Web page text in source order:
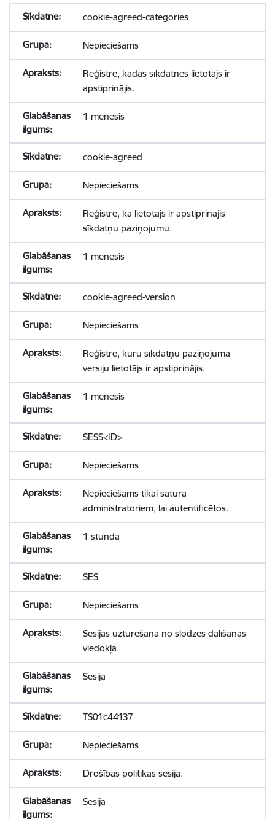
cookie-agreed-categories
Nepieciešams
Reģistrē, kādas sīkdatnes lietotājs ir
apstiprinājis.
1 mēnesis
cookie-agreed
Nepieciešams
Reģistrē, ka lietotājs ir apstiprinājis
sīkdatņu paziņojumu.
1 mēnesis
cookie-agreed-version
Nepieciešams
Reģistrē, kuru sīkdatņu paziņojuma
versiju lietotājs ir apstiprinājis.
1 mēnesis
SESS<ID>
Nepieciešams
Nepieciešams tikai satura
administratoriem, lai autentificētos.
1 stunda
SES
Nepieciešams
Sesijas uzturēšana no slodzes dalīšanas
viedokļa.
Sesija
TS01c44137
Nepieciešams
Drošības politikas sesija.
Sesija